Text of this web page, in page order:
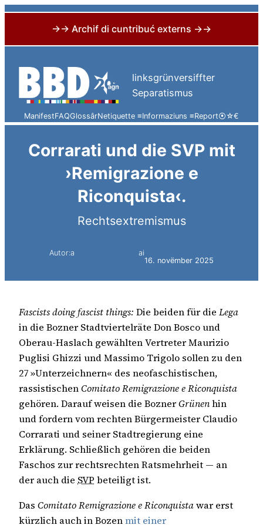
→→ Archif di cuntribuć externs →→
content
linksgrünversiffter
Separatismus
ManifestFAQGlossârNetiquette ≡Informaziuns ≡Report⦿☆€
Corrarati und die SVP mit
›Remigrazione e
Riconquista‹.
Rechtsextremismus
Autor:a
ai
16. novëmber 2025
Fascists doing fascist things: Die beiden für die Lega
in die Bozner Stadtviertelräte Don Bosco und
Oberau-Haslach gewählten Vertreter Maurizio
Puglisi Ghizzi und Massimo Trigolo sollen zu den
27 »Unterzeichnern« des neofaschistischen,
rassistischenComitato Remigrazione e Riconquista
gehören. Darauf weisen die BoznerGrünenhin
und fordern vom rechten Bürgermeister Claudio
Corrarati und seiner Stadtregierung eine
Erklärung. Schließlich gehören die beiden
Faschos zur rechtsrechten Ratsmehrheit — an
der auch die SVP beteiligt ist.
Das Comitato Remigrazione e Riconquistawar erst
kürzlich auch in Bozenmit einer